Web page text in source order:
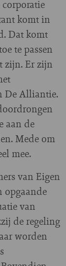
corporatie
komt in
Dat komt
te passen
zijn. Er zijn
De Alliantie.
aan de
Mede om
mee.
van Eigen
opgaande
van
de regeling
worden